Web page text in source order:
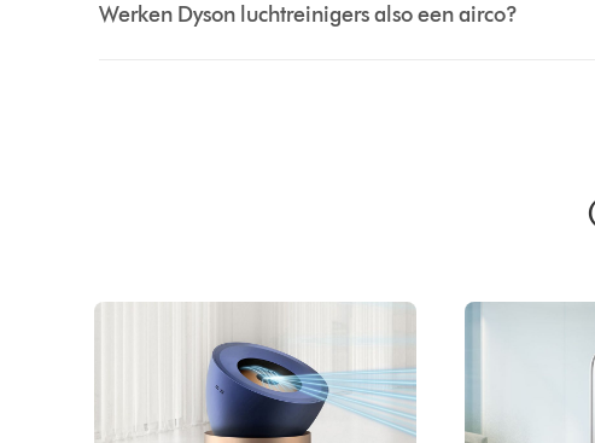
Werken Dyson luchtreinigers also een airco?